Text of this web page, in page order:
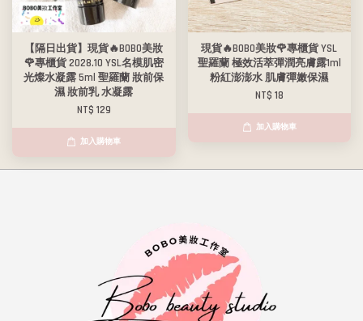
【隔日出貨】現貨🔥BOBO美妝
🌹專櫃貨 2028.10 YSL名模肌密
光燦水凝露 5ml 聖羅蘭 妝前保
濕 妝前乳 水凝露
NT$ 129
加入購物車
現貨🔥BOBO美妝🌹專櫃貨 YSL
聖羅蘭 極效活萃彈潤亮膚露1ml
粉紅澎澎水 肌膚彈嫩保濕
NT$ 18
加入購物車